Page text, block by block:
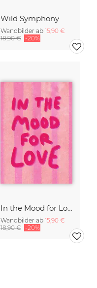
Wild Symphony
Wandbilder ab 15,90 €
18,90 € -20%
In the Mood for Love - Handlettering
Wandbilder ab 15,90 €
18,90 € -20%